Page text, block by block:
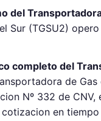
del
Sur (TGSU2)
completo del
de
Nº 332 de
en